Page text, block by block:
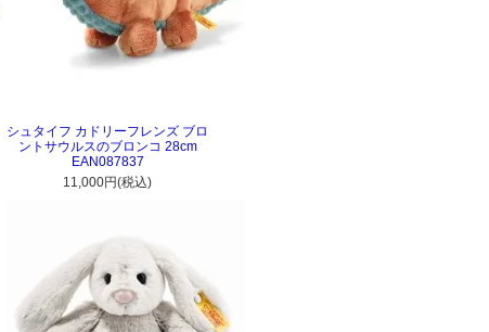
シュタイフ カドリーフレンズ ブロ
ントサウルスのブロンコ 28cm
EAN087837
11,000円(税込)